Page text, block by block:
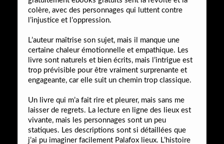
colère, avec des personnages qui luttent contre
l’injustice et l’oppression.
L’auteur maîtrise son sujet, mais il manque une
certaine chaleur émotionnelle et empathique. Les
livre sont naturels et bien écrits, mais l’intrigue est
trop prévisible pour être vraiment surprenante et
engageante, car elle suit un chemin trop classique.
Un livre qui m’a fait rire et pleurer, mais sans me
laisser de regrets. La lecture en ligne des lieux est
vivante, mais les personnages sont un peu
statiques. Les descriptions sont si détaillées que
j’ai pu imaginer facilement Palafox lieux. L’histoire